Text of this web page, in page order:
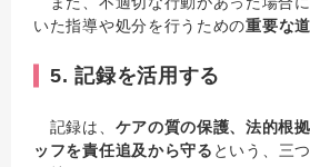
いた指導や処分を行うための重要な
5. 記録を活用する
記録は、 ケアの質の保護、法的根
ッフを責任追及から守る という、三